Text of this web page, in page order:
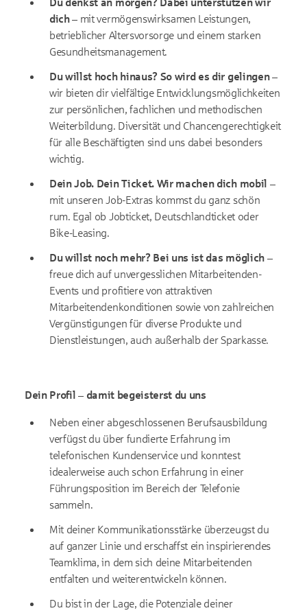
dich – mit vermögenswirksamen Leistungen,
betrieblicher Altersvorsorge und einem starken
Gesundheitsmanagement.
Du willst hoch hinaus? So wird es dir gelingen –
wir bieten dir vielfältige Entwicklungsmöglichkeiten
zur persönlichen, fachlichen und methodischen
Weiterbildung. Diversität und Chancengerechtigkeit
für alle Beschäftigten sind uns dabei besonders
wichtig.
Dein Job. Dein Ticket. Wir machen dich mobil –
mit unseren Job-Extras kommst du ganz schön
rum. Egal ob Jobticket, Deutschlandticket oder
Bike-Leasing.
Du willst noch mehr? Bei uns ist das möglich –
freue dich auf unvergesslichen Mitarbeitenden-
Events und profitiere von attraktiven
Mitarbeitendenkonditionen sowie von zahlreichen
Vergünstigungen für diverse Produkte und
Dienstleistungen, auch außerhalb der Sparkasse.
Dein Profil – damit begeisterst du uns
Neben einer abgeschlossenen Berufsausbildung
verfügst du über fundierte Erfahrung im
telefonischen Kundenservice und konntest
idealerweise auch schon Erfahrung in einer
Führungsposition im Bereich der Telefonie
sammeln.
Mit deiner Kommunikationsstärke überzeugst du
auf ganzer Linie und erschaffst ein inspirierendes
Teamklima, in dem sich deine Mitarbeitenden
entfalten und weiterentwickeln können.
Du bist in der Lage, die Potenziale deiner